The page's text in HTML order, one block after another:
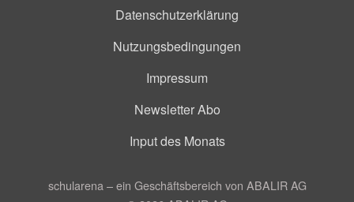
Datenschutzerklärung
Nutzungsbedingungen
Impressum
Newsletter Abo
Input des Monats
schularena – ein Geschäftsbereich von ABALIR AG